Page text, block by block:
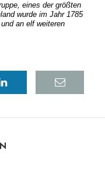
eines der größten
wurde im Jahr 1785
an elf weiteren